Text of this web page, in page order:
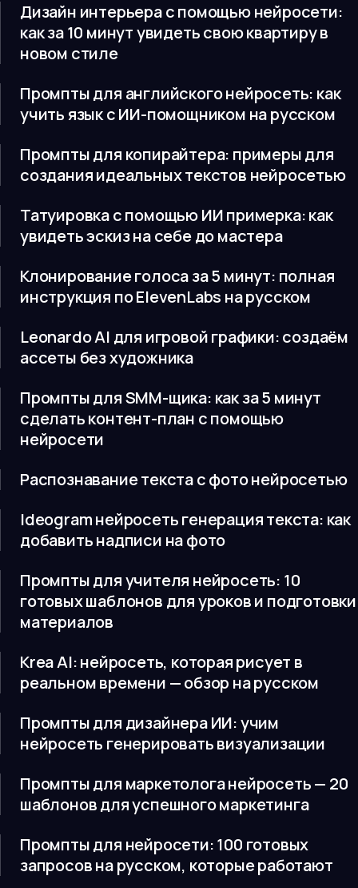
Дизайн интерьера с помощью нейросети:
как за 10 минут увидеть свою квартиру в
новом стиле
Промпты для английского нейросеть: как
учить язык с ИИ-помощником на русском
Промпты для копирайтера: примеры для
создания идеальных текстов нейросетью
Татуировка с помощью ИИ примерка: как
увидеть эскиз на себе до мастера
Клонирование голоса за 5 минут: полная
инструкция по ElevenLabs на русском
Leonardo AI для игровой графики: создаём
ассеты без художника
Промпты для SMM-щика: как за 5 минут
сделать контент-план с помощью
нейросети
Распознавание текста с фото нейросетью
Ideogram нейросеть генерация текста: как
добавить надписи на фото
Промпты для учителя нейросеть: 10
готовых шаблонов для уроков и подготовки
материалов
Krea AI: нейросеть, которая рисует в
реальном времени — обзор на русском
Промпты для дизайнера ИИ: учим
нейросеть генерировать визуализации
Промпты для маркетолога нейросеть — 20
шаблонов для успешного маркетинга
Промпты для нейросети: 100 готовых
запросов на русском, которые работают